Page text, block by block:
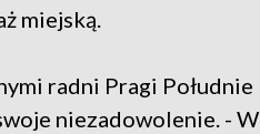
miejską.
radni Pragi Południe
niezadowolenie. - W